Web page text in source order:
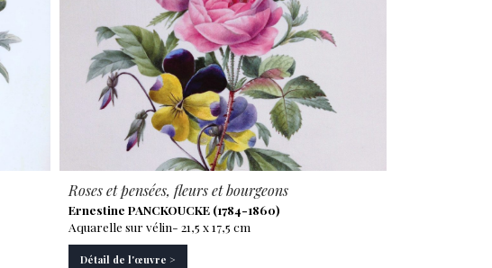
Roses et pensées, fleurs et bourgeons
Ernestine PANCKOUCKE (1784-1860)
Aquarelle sur vélin- 21,5 x 17,5 cm
Détail de l'œuvre >